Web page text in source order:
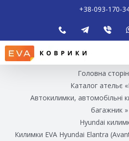
+38-093-170-
Головна
Каталог ательє
Автокилимки, автомобільні
багажник »
Hyundai
Килимки EVA Hyundai Elantra